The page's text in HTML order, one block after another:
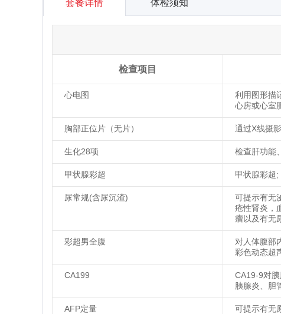
套餐详情 体检须知
检查项目
心电图
利用图形描
心房或心室
胸部正位片（无片） 通过X线摄
生化28项 检查肝功能
甲状腺彩超 甲状腺彩超;
尿常规(含尿沉渣)
可提示有无
疮性肾炎，
瘤以及有无
彩超男全腹
对人体腹部
彩色动态超
CA199
CA19-9对
胰腺炎、胆
AFP定量 可提示有无